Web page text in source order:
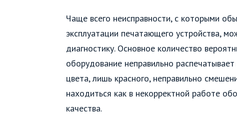
Чаще всего неисправности, с которыми
эксплуатации печатающего устройства,
диагностику. Основное количество
оборудование неправильно
цвета, лишь красного, неправильно
находиться как в некорректной работе
качества.